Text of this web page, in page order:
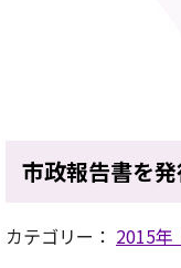
市政報告書を発
カテゴリー： 2015年